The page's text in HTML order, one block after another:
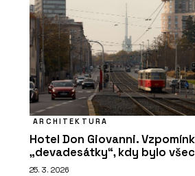
ARCHITEKTURA
Hotel Don Giovanni.
„devadesátky“, kdy bylo
25. 3. 2026